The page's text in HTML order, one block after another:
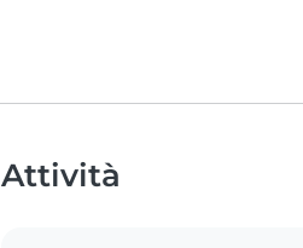
Attività